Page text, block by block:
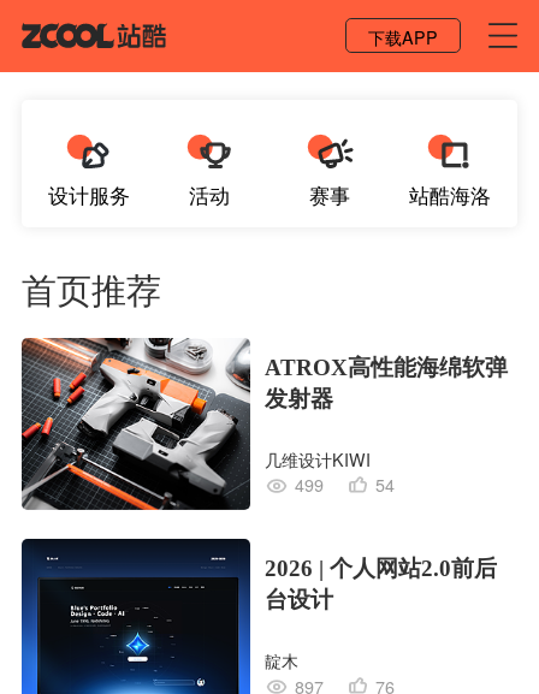
下载APP
设计服务 活动 赛事 站酷海洛
首页推荐
ATROX高性能海绵软弹
发射器
几维设计KIWI
499
54
2026 | 个人网站2.0前后
台设计
靛木
897
76